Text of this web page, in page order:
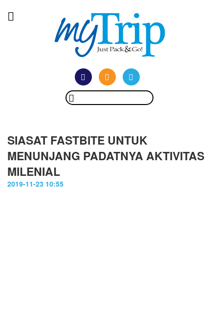
SIASAT FASTBITE UNTUK
MENUNJANG PADATNYA AKTIVITAS
MILENIAL
2019-11-23 10:55